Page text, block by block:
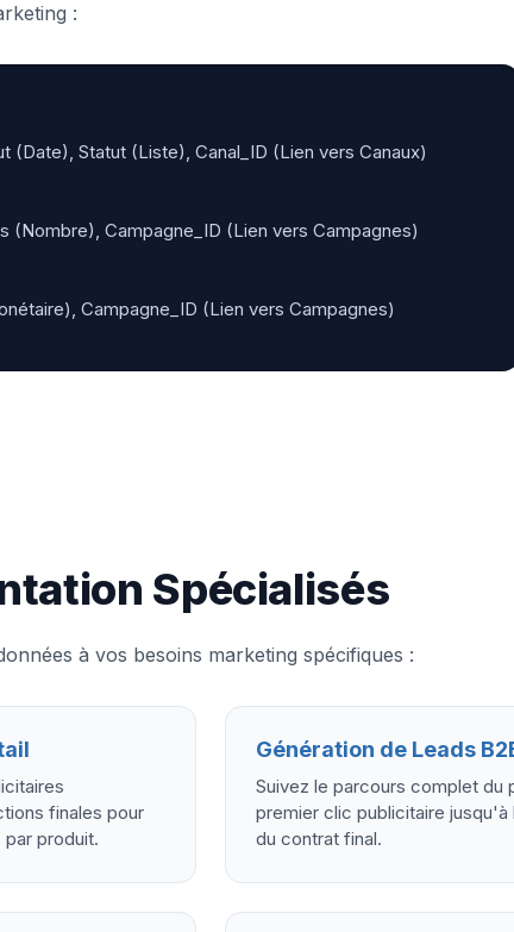
:
Statut (Liste), Canal_ID (Lien vers Canaux)
Campagne_ID (Lien vers Campagnes)
Campagne_ID (Lien vers Campagnes)
Spécialisés
à vos besoins marketing spécifiques :
finales pour
par produit.
Génération de Leads
Suivez le parcours complet du
premier clic publicitaire jusqu'à
du contrat final.